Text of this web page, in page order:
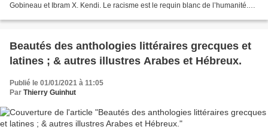
Gobineau et Ibram X. Kendi. Le racisme est le requin blanc de l’humanité.
Beautés des anthologies littéraires grecques et
latines ; & autres illustres Arabes et Hébreux.
Publié le 01/01/2021 à 11:05
Par Thierry Guinhut